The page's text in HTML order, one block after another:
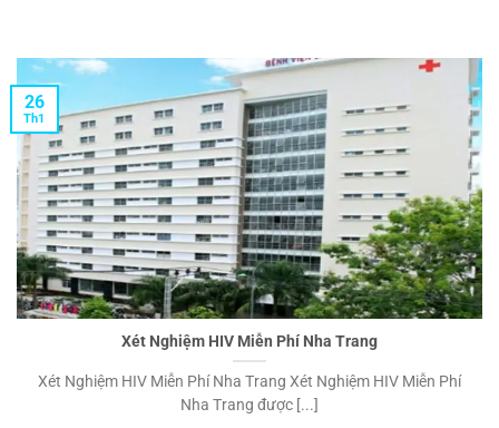
Xét Nghiệm HIV Miễn Phí Nha Trang
Xét Nghiệm HIV Miễn Phí Nha Trang Xét Nghiệm HIV Miễn Phí
Nha Trang được [...]
26
Th1